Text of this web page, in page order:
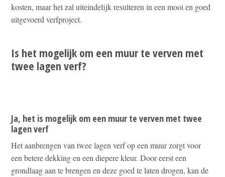
kosten, maar het zal uiteindelijk resulteren in een mooi en goed
uitgevoerd verfproject.
Is het mogelijk om een muur te verven met
twee lagen verf?
Ja, het is mogelijk om een muur te verven met twee
lagen verf
Het aanbrengen van twee lagen verf op een muur zorgt voor
een betere dekking en een diepere kleur. Door eerst een
grondlaag aan te brengen en deze goed te laten drogen, kan de